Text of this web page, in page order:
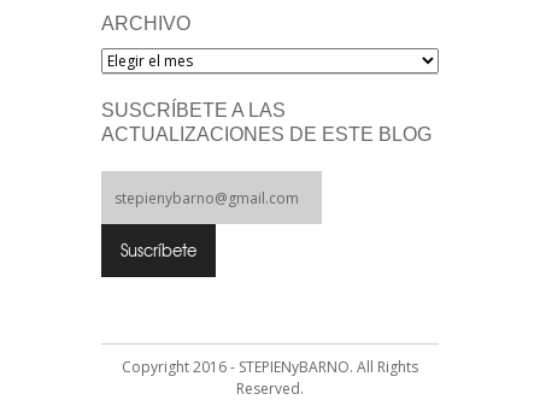
ARCHIVO
Archivo
SUSCRÍBETE A LAS
ACTUALIZACIONES DE ESTE BLOG
Copyright 2016 - STEPIENyBARNO. All Rights
Reserved.